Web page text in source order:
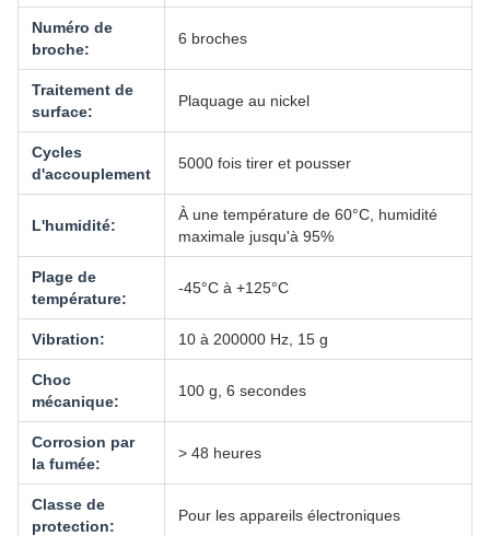
Numéro de
broche:
6 broches
Traitement de
surface:
Plaquage au nickel
Cycles
d'accouplement
5000 fois tirer et pousser
L'humidité:
À une température de 60°C, humidité
maximale jusqu'à 95%
Plage de
température:
-45°C à +125°C
Vibration: 10 à 200000 Hz, 15 g
Choc
mécanique:
100 g, 6 secondes
Corrosion par
la fumée:
> 48 heures
Classe de
protection:
Pour les appareils électroniques